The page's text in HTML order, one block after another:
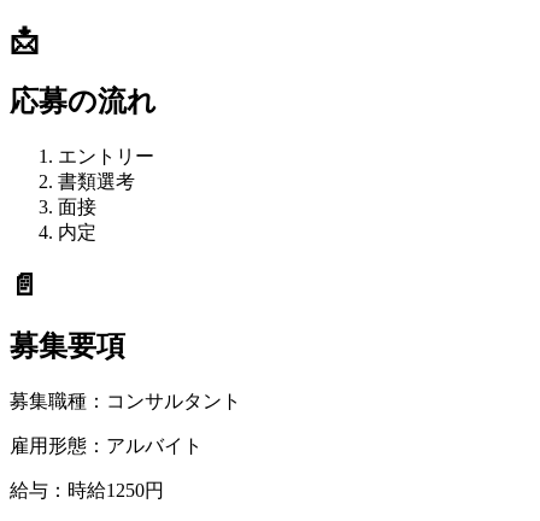
📩
応募の流れ
エントリー
書類選考
面接
内定
📄
募集要項
募集職種： コンサルタント
雇用形態： アルバイト
給与： 時給1250円